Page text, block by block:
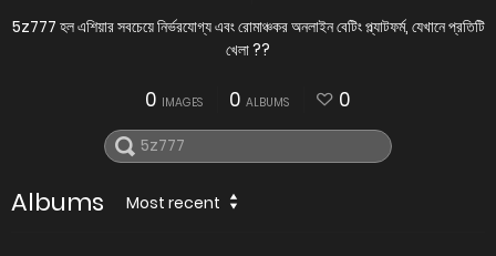
5z777 হল এশিয়ার সবচেয়ে নির্ভরযোগ্য এবং রোমাঞ্চকর অনলাইন বেটিং প্ল্যাটফর্ম, যেখানে প্রতিটি
খেলা ??
0 IMAGES 0 ALBUMS 0
Albums Most recent